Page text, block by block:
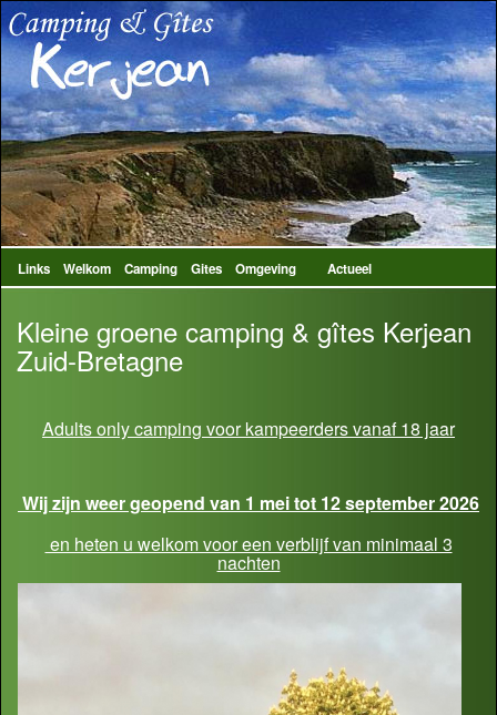
Links Welkom Camping Gites Omgeving Actueel
Kleine groene camping & gîtes Kerjean
Zuid-Bretagne
Adults only camping voor kampeerders vanaf 18 jaar
Wij zijn weer geopend van 1 mei tot 12 september 2026
en heten u welkom voor een verblijf van minimaal 3
nachten